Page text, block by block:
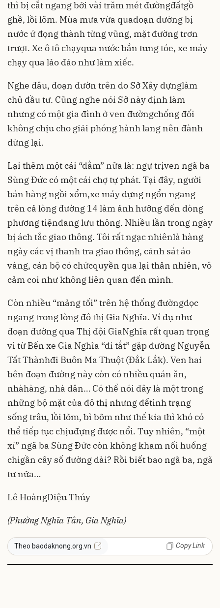
thì bị cắt ngang bởi vài trăm mét đườngđấtgồ
ghề, lồi lõm. Mùa mưa vừa quađoạn đường bị
nước ứ đọng thành từng vũng, mặt đường trơn
trượt. Xe ô tô chạyqua nước bắn tung tóe, xe máy
chạy qua lảo đảo như làm xiếc.
Nghe đâu, đoạn đườn trên do Sở Xây dựnglàm
chủ đầu tư. Cũng nghe nói Sở này định làm
nhưng có một gia đình ở ven đườngchống đối
không chịu cho giải phóng hành lang nên đành
dừng lại.
Lại thêm một cái “dằm” nữa là: ngự trịven ngã ba
Sùng Đức có một cái chợ tự phát. Tại đây, người
bán hàng ngồi xổm,xe máy dựng ngổn ngang
trên cả lòng đường 14 làm ảnh hưởng đến dòng
phương tiệnđang lưu thông. Nhiều lần trong ngày
bị ách tắc giao thông. Tôi rất ngạc nhiênlà hàng
ngày các vị thanh tra giao thông, cảnh sát áo
vàng, cán bộ có chứcquyền qua lại thản nhiên, vô
cảm coi như không liên quan đến mình.
Còn nhiều “mảng tối” trên hệ thống đườngdọc
ngang trong lòng đô thị Gia Nghĩa. Ví dụ như
đoạn đường qua Thị đội GiaNghĩa rất quan trọng
vì từ Bến xe Gia Nghĩa “đi tắt” gặp đường Nguyễn
Tất Thànhđi Buôn Ma Thuột (Đắk Lắk). Ven hai
bên đoạn đường này còn có nhiều quán ăn,
nhàhàng, nhà dân… Có thể nói đây là một trong
những bộ mặt của đô thị nhưng đểtình trạng
sống trâu, lồi lõm, bì bõm như thế kia thì khó có
thể tiếp tục chịuđựng được nổi. Tuy nhiên, “một
xí” ngã ba Sùng Đức còn không kham nổi huống
chigần cây số đường dài? Rồi biết bao ngã ba, ngã
tư nữa…
Lê HoàngDiệu Thúy
(Phường Nghĩa Tân, Gia Nghĩa)
Theo baodaknong.org.vn Copy Link